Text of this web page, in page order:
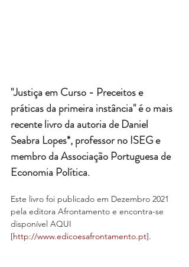
"Justiça em Curso - Preceitos e
práticas da primeira instância" é o mais
recente livro da autoria de Daniel
Seabra Lopes*, professor no ISEG e
membro da Associação Portuguesa de
Economia Política.
Este livro foi publicado em Dezembro 2021
pela editora Afrontamento e encontra-se
disponível AQUI
[http://www.edicoesafrontamento.pt].